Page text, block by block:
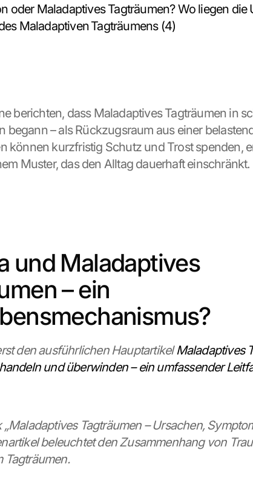
oder Maladaptives Tagträumen? Wo liegen die
Maladaptiven Tagträumens (4)
berichten, dass Maladaptives Tagträumen in
begann – als Rückzugsraum aus einer
können kurzfristig Schutz und Trost spenden,
Muster, das den Alltag dauerhaft einschränkt.
und Maladaptives
– ein
den ausführlichen Hauptartikel Maladaptives
und überwinden – ein umfassender
Tagträumen – Ursachen,
beleuchtet den Zusammenhang von
Tagträumen.